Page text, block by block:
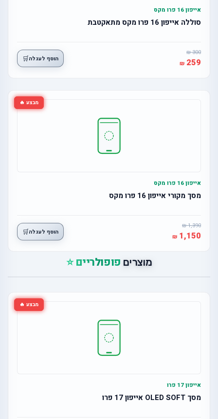
אייפון 16 פרו מקס
סוללה אייפון 16 פרו מקס מתאקטבת
300
259 הוסף לעגלה🛒
מבצע 🔥
אייפון 16 פרו מקס
מסך מקורי אייפון 16 פרו מקס
1,390
1,150 הוסף לעגלה🛒
מוצרים פופולריים ⭐
מבצע 🔥
אייפון 17 פרו
מסך OLED SOFT אייפון 17 פרו